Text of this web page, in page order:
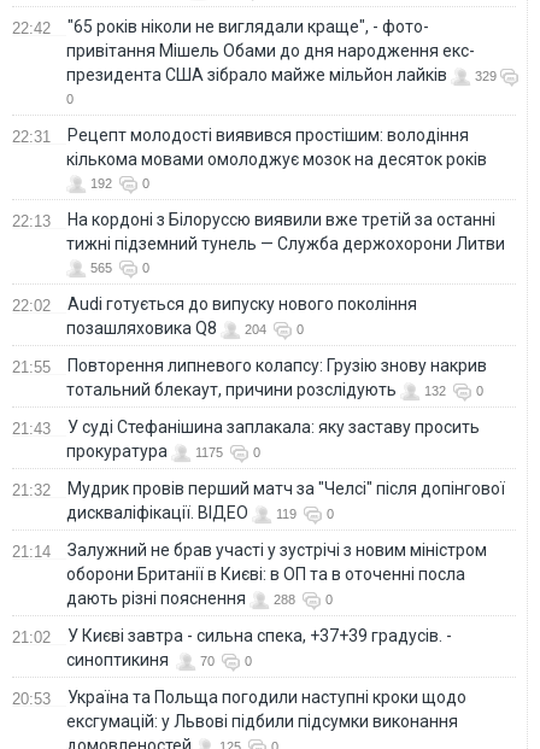
22:42
"65 років ніколи не виглядали краще", - фото-
привітання Мішель Обами до дня народження екс-
президента США зібрало майже мільйон лайків
329
0
22:31
Рецепт молодості виявився простішим: володіння
кількома мовами омолоджує мозок на десяток років
192 0
22:13
На кордоні з Білоруссю виявили вже третій за останні
тижні підземний тунель — Служба держохорони Литви
565 0
22:02
Audi готується до випуску нового покоління
позашляховика Q8
204 0
21:55
Повторення липневого колапсу: Грузію знову накрив
тотальний блекаут, причини розслідують
132 0
21:43
У суді Стефанішина заплакала: яку заставу просить
прокуратура
1175 0
21:32
Мудрик провів перший матч за "Челсі" після допінгової
дискваліфікації. ВІДЕО
119 0
21:14
Залужний не брав участі у зустрічі з новим міністром
оборони Британії в Києві: в ОП та в оточенні посла
дають різні пояснення
288 0
21:02
У Києві завтра - сильна спека, +37+39 градусів. -
синоптикиня
70 0
20:53
Україна та Польща погодили наступні кроки щодо
ексгумацій: у Львові підбили підсумки виконання